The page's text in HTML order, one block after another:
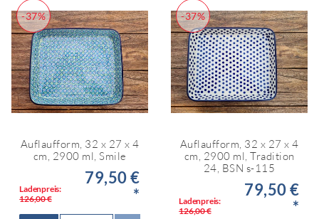
-37%
Auflaufform, 32 x 27 x 4
cm, 2900 ml, Smile
Ladenpreis:
126,00 €
79,50 €
*
-37%
Auflaufform, 32 x 27 x 4
cm, 2900 ml, Tradition
24, BSN s-115
Ladenpreis:
126,00 €
79,50 €
*